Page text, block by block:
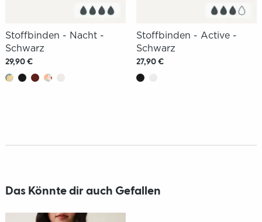
Stoffbinden - Nacht -
Schwarz
29,90 €
Stoffbinden - Active -
Schwarz
27,90 €
Das Könnte dir auch Gefallen